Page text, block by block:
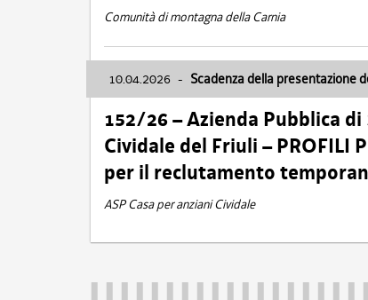
Comunità di montagna della Carnia
10.04.2026 - Scadenza della presentazione
152/26 – Azienda Pubblica
Cividale del Friuli – PROFILI
per il reclutamento
ASP Casa per anziani Cividale